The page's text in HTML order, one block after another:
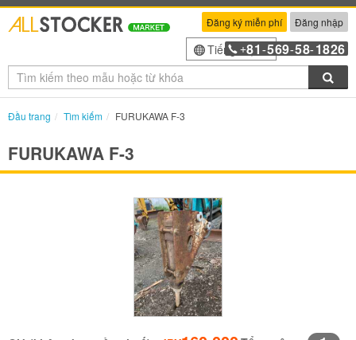
Đăng ký miễn phí Đăng nhập
Tiếng Việt
+81 -569-58-1826
Đầu trang Tìm kiếm FURUKAWA F-3
FURUKAWA F-3